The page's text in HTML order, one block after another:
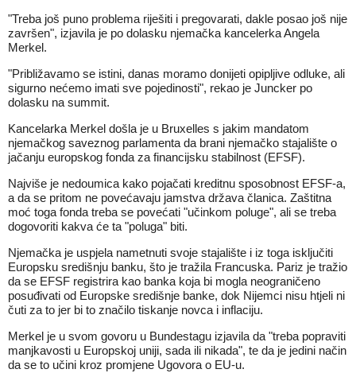
"Treba još puno problema riješiti i pregovarati, dakle posao još nije
završen", izjavila je po dolasku njemačka kancelerka Angela
Merkel.
"Približavamo se istini, danas moramo donijeti opipljive odluke, ali
sigurno nećemo imati sve pojedinosti", rekao je Juncker po
dolasku na summit.
Kancelarka Merkel došla je u Bruxelles s jakim mandatom
njemačkog saveznog parlamenta da brani njemačko stajalište o
jačanju europskog fonda za financijsku stabilnost (EFSF).
Najviše je nedoumica kako pojačati kreditnu sposobnost EFSF-a,
a da se pritom ne povećavaju jamstva država članica. Zaštitna
moć toga fonda treba se povećati "učinkom poluge", ali se treba
dogovoriti kakva će ta "poluga" biti.
Njemačka je uspjela nametnuti svoje stajalište i iz toga isključiti
Europsku središnju banku, što je tražila Francuska. Pariz je tražio
da se EFSF registrira kao banka koja bi mogla neograničeno
posuđivati od Europske središnje banke, dok Nijemci nisu htjeli ni
čuti za to jer bi to značilo tiskanje novca i inflaciju.
Merkel je u svom govoru u Bundestagu izjavila da "treba popraviti
manjkavosti u Europskoj uniji, sada ili nikada", te da je jedini način
da se to učini kroz promjene Ugovora o EU-u.